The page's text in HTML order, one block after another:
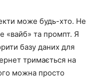
може будь-хто. Не
«вайб» та промпт. Я
базу даних для
тримається на
можна просто